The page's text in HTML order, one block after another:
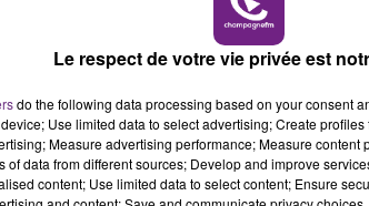
L'INSPECTION DU TRAVAIL
L'ORDRE SUR LES
Alors que les dates de début des
2026 s'est avéré être plus
l'inspection du Travail en profite
Le respect de votre vie privée est
do the following data processing based on your consent
Use limited data to select advertising; Create
Measure advertising performance; Measure
of data from different sources; Develop and improve
content; Use limited data to select content; Ensure